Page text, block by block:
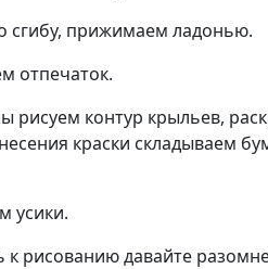
сгибу, прижимаем ладонью.
отпечаток.
рисуем контур крыльев,
краски складываем
усики.
рисованию давайте